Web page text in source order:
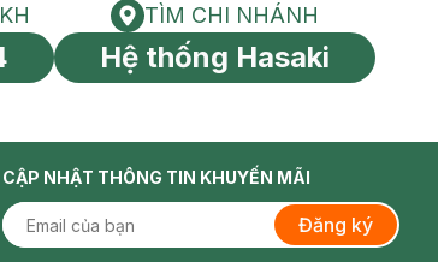
CSKH Tìm chi nhánh
TÌM CHI NHÁNH
Hệ thống Hasaki
CẬP NHẬT THÔNG TIN KHUYẾN MÃI
Đăng ký